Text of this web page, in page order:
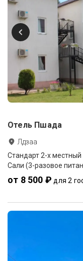
Отель Пшада
Лдзаа
Стандарт 2-х
Сали (3-разовое
от 8 500 ₽ для 2